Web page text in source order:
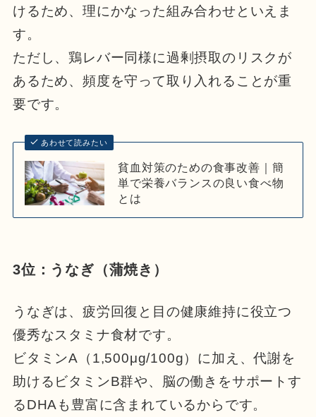
けるため、理にかなった組み合わせといえま
す。
ただし、鶏レバー同様に過剰摂取のリスクが
あるため、頻度を守って取り入れることが重
要です。
あわせて読みたい
貧血対策のための食事改善｜簡
単で栄養バランスの良い食べ物
とは
3位：うなぎ（蒲焼き）
うなぎは、疲労回復と目の健康維持に役立つ
優秀なスタミナ食材です。
ビタミンA（1,500μg/100g）に加え、代謝を
助けるビタミンB群や、脳の働きをサポートす
るDHAも豊富に含まれているからです。